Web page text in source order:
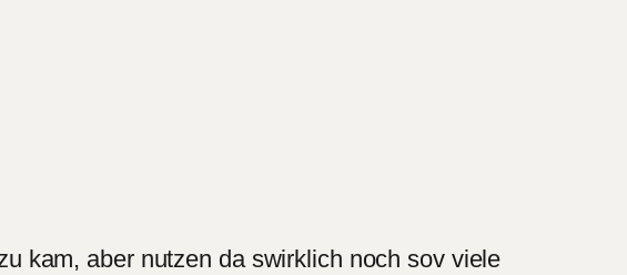
kam, aber nutzen da swirklich noch sov viele